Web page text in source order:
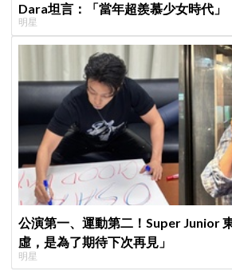
Dara坦言：「當年超羨慕少女時代」
明星
公演第一、運動第二！Super Junior
虛，是為了期待下次再見」
明星